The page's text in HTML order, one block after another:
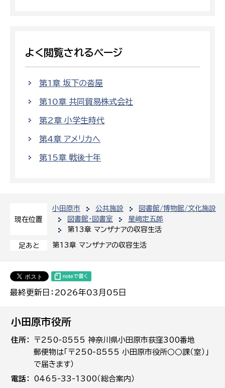
現在位置
小田原市 公共施設
図書館/博物館/文化施設
図書館・図書室
星﨑定五郎
第13章 マンザナアの収容生活
足あと 第13章 マンザナアの収容生活
最終更新日：2026年03月05日
よく閲覧されるページ
第1章 坂下の沓屋
第10章 共同貿易株式会社
第2章 小学生時代
第4章 アメリカへ
第15章 戦後十年
小田原市役所
住所
〒250-8555 神奈川県小田原市荻窪300番地
郵便物は「〒250-8555 小田原市役所○○課（室）」
で届きます）
電話
0465-33-1300（総合案内）